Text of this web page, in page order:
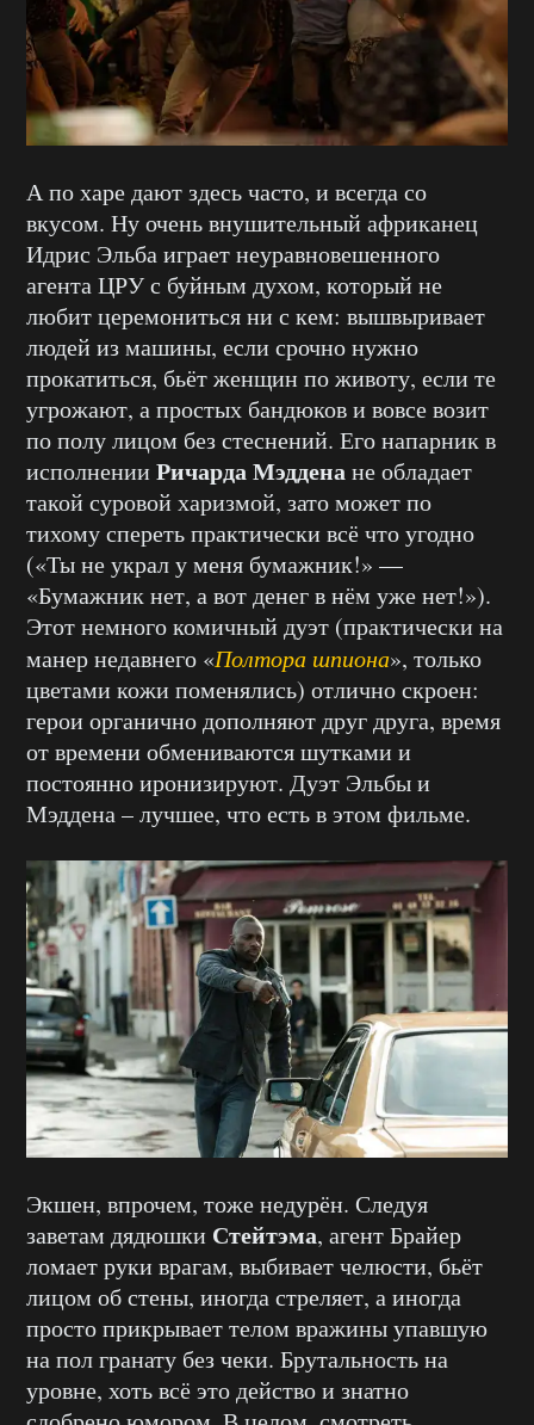
А по харе дают здесь часто, и всегда со
вкусом. Ну очень внушительный африканец
Идрис Эльба играет неуравновешенного
агента ЦРУ с буйным духом, который не
любит церемониться ни с кем: вышвыривает
людей из машины, если срочно нужно
прокатиться, бьёт женщин по животу, если те
угрожают, а простых бандюков и вовсе возит
по полу лицом без стеснений. Его напарник в
исполнении Ричарда Мэдденане обладает
такой суровой харизмой, зато может по
тихому спереть практически всё что угодно
(«Ты не украл у меня бумажник!» —
«Бумажник нет, а вот денег в нём уже нет!»).
Этот немного комичный дуэт (практически на
манер недавнего «Полтора шпиона», только
цветами кожи поменялись) отлично скроен:
герои органично дополняют друг друга, время
от времени обмениваются шутками и
постоянно иронизируют. Дуэт Эльбы и
Мэддена – лучшее, что есть в этом фильме.
Экшен, впрочем, тоже недурён. Следуя
заветам дядюшки Стейтэма, агент Брайер
ломает руки врагам, выбивает челюсти, бьёт
лицом об стены, иногда стреляет, а иногда
просто прикрывает телом вражины упавшую
на пол гранату без чеки. Брутальность на
уровне, хоть всё это действо и знатно